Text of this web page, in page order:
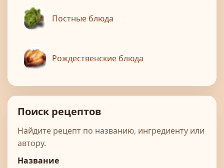
Постные блюда
Рождественские блюда
Поиск рецептов
Найдите рецепт по названию, ингредиенту или
автору.
Название